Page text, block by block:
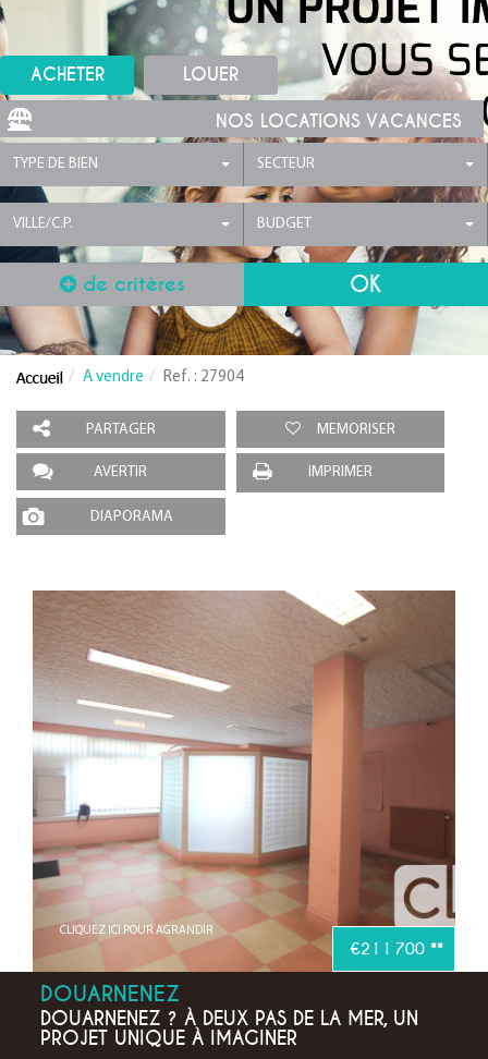
ACHETER LOUER
NOS LOCATIONS VACANCES
TYPE DE BIEN SECTEUR
VILLE/C.P. BUDGET
de critères
A vendre Ref. : 27904
PARTAGER MEMORISER
AVERTIR IMPRIMER
DIAPORAMA
CLIQUEZ ICI POUR AGRANDIR
€211 700 **
DOUARNENEZ
DOUARNENEZ ? À DEUX PAS DE LA MER, UN
PROJET UNIQUE À IMAGINER